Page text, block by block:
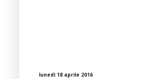
lunedì 18 aprile 2016